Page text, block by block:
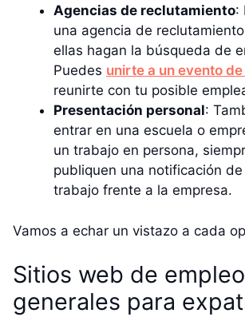
Agencias de reclutamiento:
una agencia de
ellas hagan la búsqueda de
Puedes unirte a un evento
reunirte con tu posible
Presentación personal:
entrar en una escuela o
un trabajo en persona,
publiquen una notificación
trabajo frente a la empresa.
Vamos a echar un vistazo a cada
Sitios web de empleo
generales para